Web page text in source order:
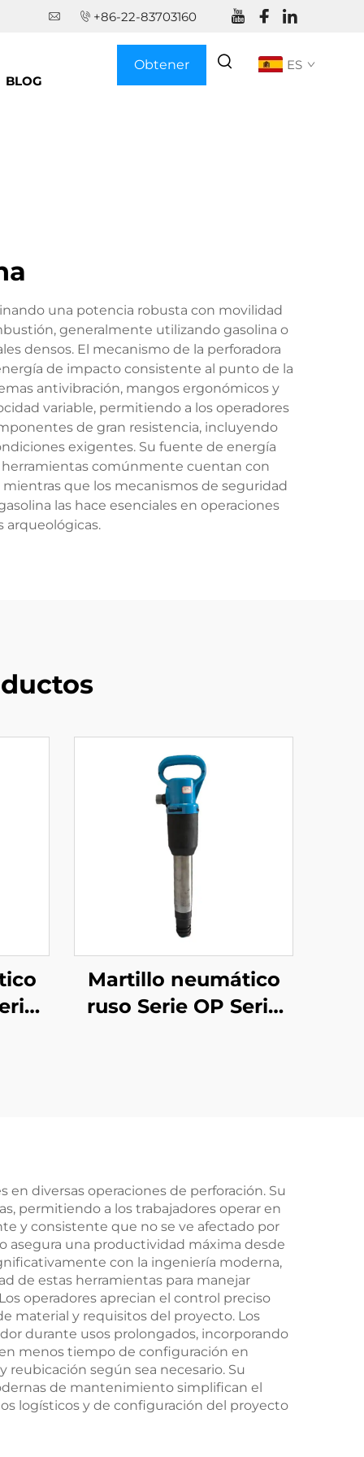
+86-22-83703160
BLOG
Obtener ES
una potencia robusta con movilidad
generalmente utilizando gasolina o
densos. El mecanismo de la perforadora
de impacto consistente al punto de la
antivibración, mangos ergonómicos y
variable, permitiendo a los operadores
de gran resistencia, incluyendo
exigentes. Su fuente de energía
herramientas comúnmente cuentan con
que los mecanismos de seguridad
las hace esenciales en operaciones
arqueológicas.
Martillo neumático
ruso Serie OP Serie
en diversas operaciones de perforación. Su
permitiendo a los trabajadores operar en
y consistente que no se ve afectado por
asegura una productividad máxima desde
con la ingeniería moderna,
de estas herramientas para manejar
operadores aprecian el control preciso
material y requisitos del proyecto. Los
durante usos prolongados, incorporando
menos tiempo de configuración en
según sea necesario. Su
de mantenimiento simplifican el
logísticos y de configuración del proyecto